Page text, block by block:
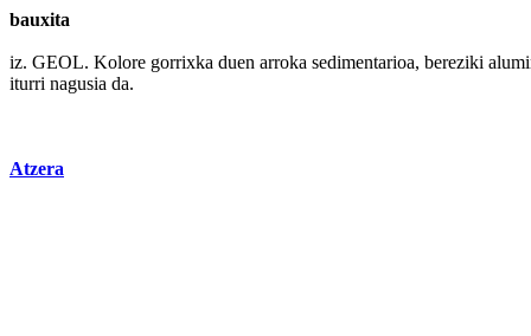
bauxita
iz. GEOL. Kolore gorrixka duen arroka sedimentarioa, bereziki
iturri nagusia da.
Atzera